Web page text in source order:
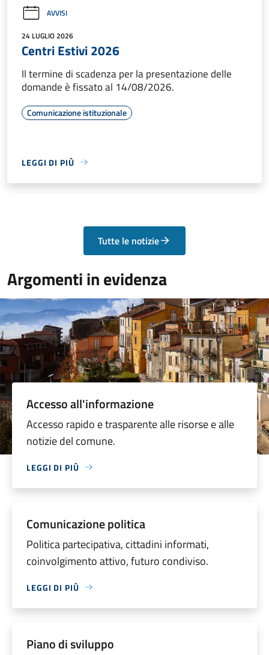
AVVISI
24 LUGLIO 2026
Centri Estivi 2026
Il termine di scadenza per la presentazione delle
domande è fissato al 14/08/2026.
Comunicazione istituzionale
LEGGI DI PIÙ
Tutte le notizie
Argomenti in evidenza
Accesso all'informazione
Accesso rapido e trasparente alle risorse e alle
notizie del comune.
LEGGI DI PIÙ
Comunicazione politica
Politica partecipativa, cittadini informati,
coinvolgimento attivo, futuro condiviso.
LEGGI DI PIÙ
Piano di sviluppo